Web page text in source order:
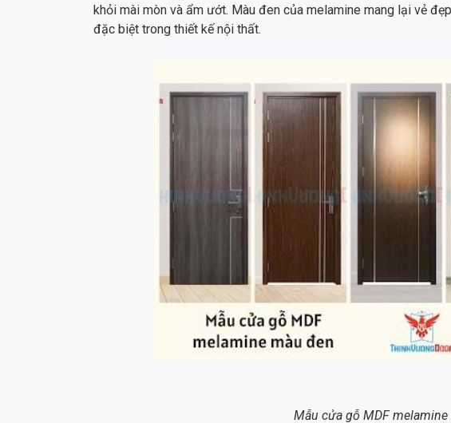
khỏi mài mòn và ẩm ướt. Màu đen của melamine mang lại vẻ
đặc biệt trong thiết kế nội thất.
Mẫu cửa gỗ MDF melamine